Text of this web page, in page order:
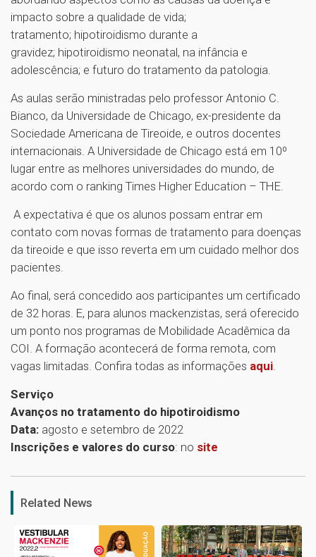
impacto sobre a qualidade de vida;
tratamento; hipotiroidismo durante a
gravidez; hipotiroidismo neonatal, na infância e
adolescência; e futuro do tratamento da patologia.
As aulas serão ministradas pelo professor Antonio C.
Bianco, da Universidade de Chicago, ex-presidente da
Sociedade Americana de Tireoide, e outros docentes
internacionais. A Universidade de Chicago está em 10º
lugar entre as melhores universidades do mundo, de
acordo com o ranking Times Higher Education – THE.
A expectativa é que os alunos possam entrar em
contato com novas formas de tratamento para doenças
da tireoide e que isso reverta em um cuidado melhor dos
pacientes.
Ao final, será concedido aos participantes um certificado
de 32 horas. E, para alunos mackenzistas, será oferecido
um ponto nos programas de Mobilidade Acadêmica da
COI. A formação acontecerá de forma remota, com
vagas limitadas. Confira todas as informações aqui
Serviço
Avanços no tratamento do hipotiroidismo
Data: agosto e setembro de 2022
Inscrições e valores do curso: no site
1
Related News